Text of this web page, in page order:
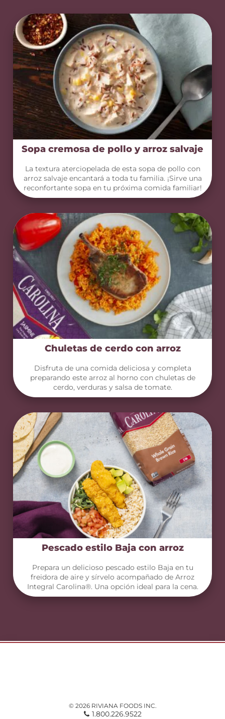
Sopa cremosa de pollo y arroz salvaje
La textura aterciopelada de esta sopa de pollo con
arroz salvaje encantará a toda tu familia. ¡Sirve una
reconfortante sopa en tu próxima comida familiar!
Chuletas de cerdo con arroz
Disfruta de una comida deliciosa y completa
preparando este arroz al horno con chuletas de
cerdo, verduras y salsa de tomate.
Pescado estilo Baja con arroz
Prepara un delicioso pescado estilo Baja en tu
freidora de aire y sírvelo acompañado de Arroz
Integral Carolina®. Una opción ideal para la cena.
© 2026 RIVIANA FOODS INC.
1.800.226.9522